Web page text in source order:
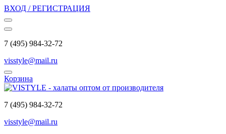
ВХОД / РЕГИСТРАЦИЯ
7 (495) 984-32-72
visstyle@mail.ru
Корзина
7 (495) 984-32-72
visstyle@mail.ru